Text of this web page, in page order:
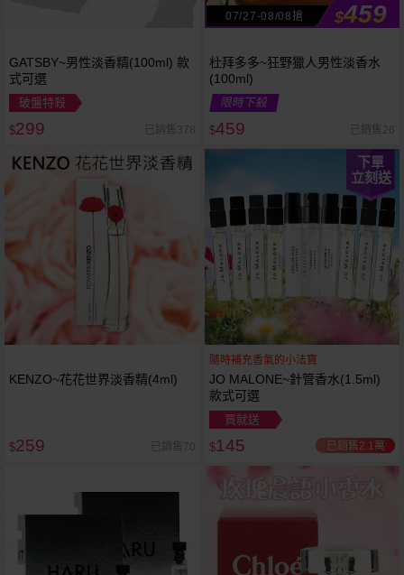
GATSBY~男性淡香精(100ml) 款
式可選
破盤特殺
$299 已銷售378
07/27-08/08搶 $459
杜拜多多~狂野獵人男性淡香水
(100ml)
限時下殺
$459 已銷售26
KENZO~花花世界淡香精(4ml)
$259 已銷售70
下單
立刻送
隨時補充香氣的小法寶
JO MALONE~針管香水(1.5ml)
款式可選
買就送
$145 已銷售2.1萬